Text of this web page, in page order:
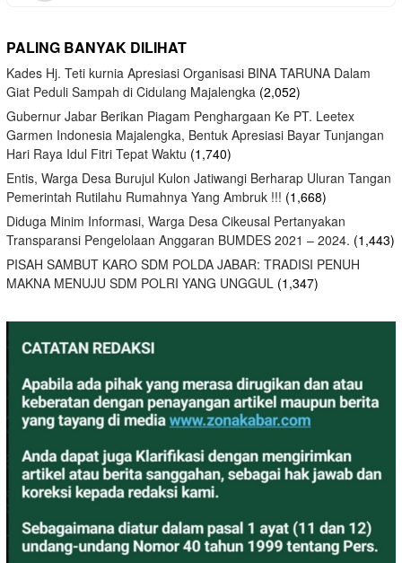
PALING BANYAK DILIHAT
Kades Hj. Teti kurnia Apresiasi Organisasi BINA TARUNA Dalam
Giat Peduli Sampah di Cidulang Majalengka (2,052)
Gubernur Jabar Berikan Piagam Penghargaan Ke PT. Leetex
Garmen Indonesia Majalengka, Bentuk Apresiasi Bayar Tunjangan
Hari Raya Idul Fitri Tepat Waktu (1,740)
Entis, Warga Desa Burujul Kulon Jatiwangi Berharap Uluran Tangan
Pemerintah Rutilahu Rumahnya Yang Ambruk !!! (1,668)
Diduga Minim Informasi, Warga Desa Cikeusal Pertanyakan
Transparansi Pengelolaan Anggaran BUMDES 2021 – 2024. (1,443)
PISAH SAMBUT KARO SDM POLDA JABAR: TRADISI PENUH
MAKNA MENUJU SDM POLRI YANG UNGGUL (1,347)